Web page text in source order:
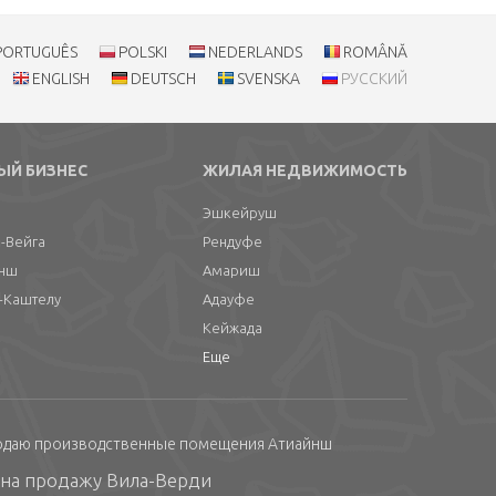
POLSKI NEDERLANDS
ROMÂNĂ
ENGLISH DEUTSCH SVENSKA РУССКИЙ
БИЗНЕС
Вейга
Каштелу
ЖИЛАЯ НЕДВИЖИМОСТЬ
Эшкейруш
Рендуфе
Амариш
Адауфе
Кейжада
Еще
производственные помещения Атиайнш
продажу Вила-Верди